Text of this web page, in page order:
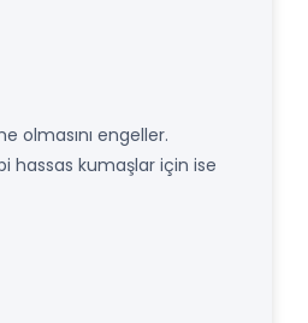
olmasını engeller.
hassas kumaşlar için ise